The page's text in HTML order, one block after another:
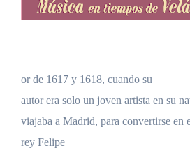
or de 1617 y 1618, cuando su
autor era solo un joven artista en su
viajaba a Madrid, para convertirse en
rey Felipe